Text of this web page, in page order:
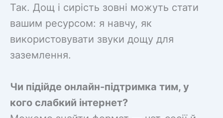
Так. Дощ і сирість зовні можуть стати
вашим ресурсом: я навчу, як
використовувати звуки дощу для
заземлення.
Чи підійде онлайн-підтримка тим, у
кого слабкий інтернет?